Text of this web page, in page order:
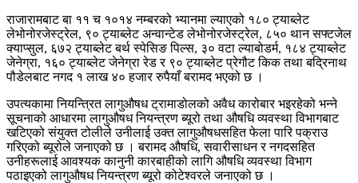
राजारामबाट बा ११ च १०१४ नम्बरको भ्यानमा ल्याएको १८० ट्याब्लेट
लेभोनोरजेस्ट्रेल, ९० ट्याब्लेट अन्वान्टेड लेभोनोरजेस्ट्रेल, ८५० थान सफ्टजेल
क्याप्सुल, ६७२ ट्याब्लेट बर्थ स्पेसिङ पिल्स, ३० वटा ल्याबोडर्म, १८४ ट्याब्लेट
जेनेग्रा, १६० ट्याब्लेट जेनेग्रा रेड र ९० ट्याब्लेट प्रेगौट किक तथा बद्रिनाथ
पौडेलबाट नगद १ लाख ४० हजार रुपैयाँ बरामद भएको छ ।
उपत्यकामा नियन्त्रित लागुऔषध ट्रामाडोलको अवैध कारोबार भइरहेको भन्ने
सूचनाको आधारमा लागुऔषध नियन्त्रण ब्यूरो तथा औषधि व्यवस्था विभागबाट
खटिएको संयुक्त टोलीले उनीलाई उक्त लागुऔषधसहित फेला पारि पक्राउ
गरिएको ब्यूरोले जनाएको छ । बरामद औषधि, सवारीसाधन र नगदसहित
उनीहरूलाई आवश्यक कानुनी कारबाहीको लागि औषधि व्यवस्था विभाग
पठाइएको लागुऔषध नियन्त्रण ब्यूरो कोटेश्वरले जनाएको छ ।